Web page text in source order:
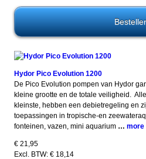
Hydor Pico Evolution 1200
De Pico Evolution pompen van Hydor
kleine grootte en de totale veiligheid.
kleinste, hebben een debietregeling en
toepassingen in tropische-en
fonteinen, vazen, mini aquarium… more
€ 21,95
Excl. BTW: € 18,14